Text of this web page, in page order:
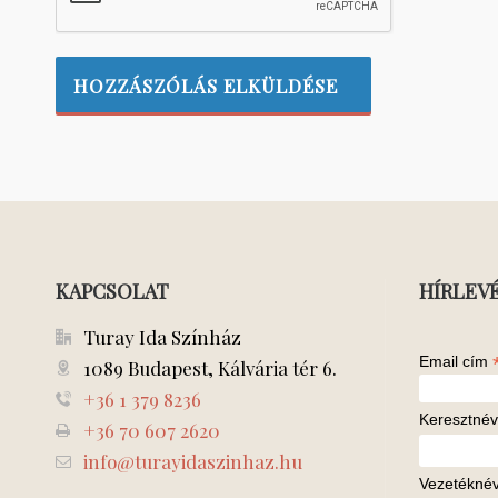
KAPCSOLAT
Turay Ida Színház
1089 Budapest, Kálvária tér 6.
+36 1 379 8236
+36 70 607 2620
info@turayidaszinhaz.hu
Email cím
Keresztnév